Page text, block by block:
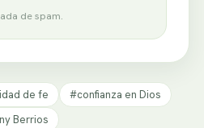
de spam.
de fe
#confianza en Dios
Berrios